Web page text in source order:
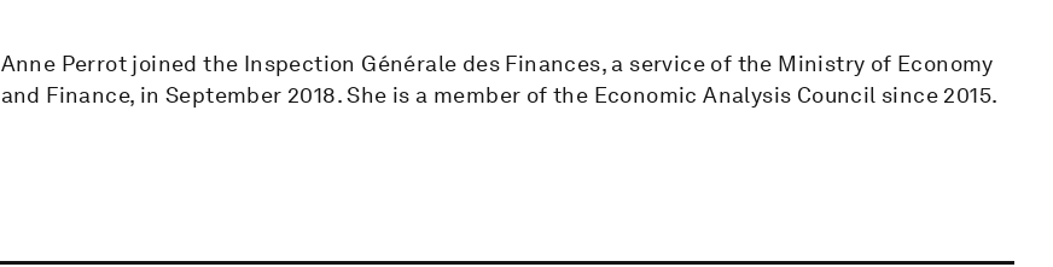
Anne Perrot joined the Inspection Générale des Finances, a service of the Ministry of Economy
and Finance, in September 2018. She is a member of the Economic Analysis Council since 2015.